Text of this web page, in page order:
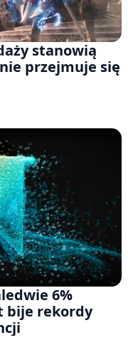
stanowią
przejmuje się
6%
bije rekordy